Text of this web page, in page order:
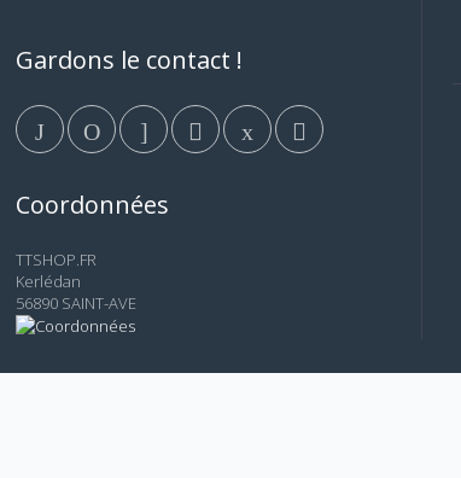
Gardons le contact !
Coordonnées
TTSHOP.FR
Kerlédan
56890 SAINT-AVE